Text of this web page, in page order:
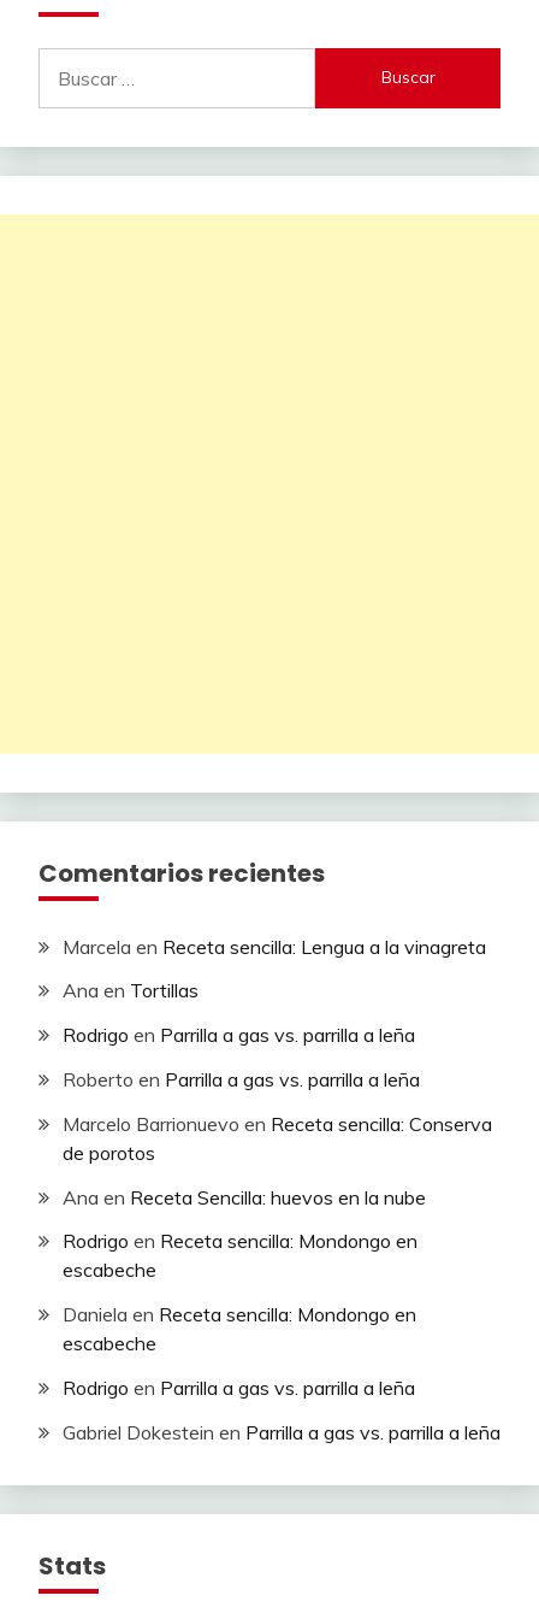
Comentarios recientes
Marcela en Receta sencilla: Lengua a la vinagreta
Ana en Tortillas
Rodrigo en Parrilla a gas vs. parrilla a leña
Roberto en Parrilla a gas vs. parrilla a leña
Marcelo Barrionuevo en Receta sencilla: Conserva
de porotos
Ana en Receta Sencilla: huevos en la nube
Rodrigo en Receta sencilla: Mondongo en
escabeche
Daniela en Receta sencilla: Mondongo en
escabeche
Rodrigo en Parrilla a gas vs. parrilla a leña
Gabriel Dokestein en Parrilla a gas vs. parrilla a leña
Stats